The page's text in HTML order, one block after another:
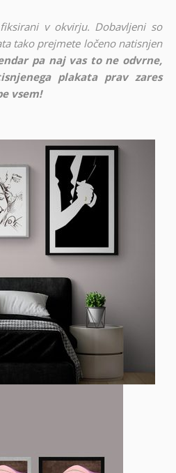
v okvirju. Dobavljeni so
tako prejmete ločeno natisnjen
pa naj vas to ne odvrne,
plakata prav zares
vsem!